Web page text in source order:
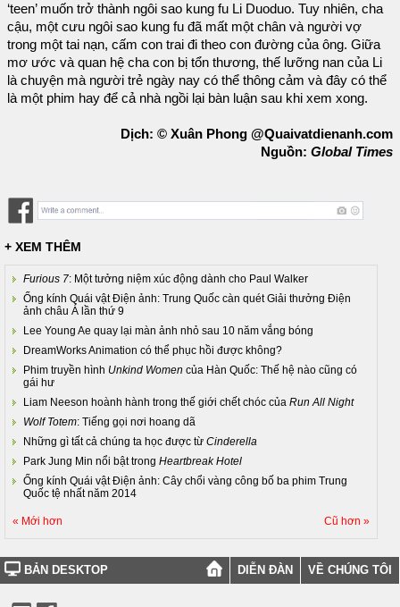
‘teen’ muốn trở thành ngôi sao kung fu Li Duoduo. Tuy nhiên, cha
cậu, một cưu ngôi sao kung fu đã mất một chân và người vợ
trong một tai nạn, cấm con trai đi theo con đường của ông. Giữa
mơ ước và quan hệ cha con bị tổn thương, thế lưỡng nan của Li
là chuyện mà người trẻ ngày nay có thể thông cảm và đây có thể
là một phim hay để cả nhà ngồi lại bàn luận sau khi xem xong.
Dịch: © Xuân Phong @Quaivatdienanh.com
Nguồn: Global Times
+ XEM THÊM
Furious 7: Một tưởng niệm xúc động dành cho Paul Walker
Ống kính Quái vật Điện ảnh: Trung Quốc càn quét Giải thưởng Điện
ảnh châu Á lần thứ 9
Lee Young Ae quay lại màn ảnh nhỏ sau 10 năm vắng bóng
DreamWorks Animation có thể phục hồi được không?
Phim truyền hình Unkind Women của Hàn Quốc: Thế hệ nào cũng có
gái hư
Liam Neeson hoành hành trong thế giới chết chóc của Run All Night
Wolf Totem: Tiếng gọi nơi hoang dã
Những gì tất cả chúng ta học được từ Cinderella
Park Jung Min nổi bật trong Heartbreak Hotel
Ống kính Quái vật Điện ảnh: Cây chổi vàng công bố ba phim Trung
Quốc tệ nhất năm 2014
« Mới hơn Cũ hơn »
BẢN DESKTOP DIỄN ĐÀN VỀ CHÚNG TÔI